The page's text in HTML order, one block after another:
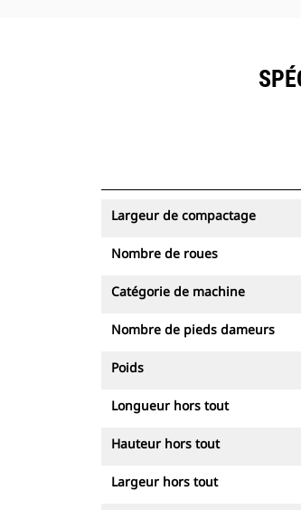
Largeur de compactage
Nombre de roues
Catégorie de machine
Nombre de pieds dameurs
Poids
Longueur hors tout
Hauteur hors tout
Largeur hors tout